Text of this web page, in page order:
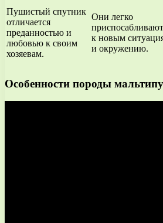
Пушистый спутник
отличается
преданностью и
любовью к своим
хозяевам.
Они легко
к новым
и окружению.
Особенности породы мальтипу